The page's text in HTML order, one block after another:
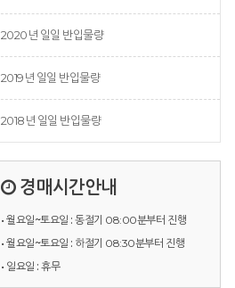
2020년 일일 반입물량
2019년 일일 반입물량
2018년 일일 반입물량
경매시간안내
• 월요일~토요일 : 동절기 08:00분부터 진행
• 월요일~토요일 : 하절기 08:30분부터 진행
• 일요일 : 휴무